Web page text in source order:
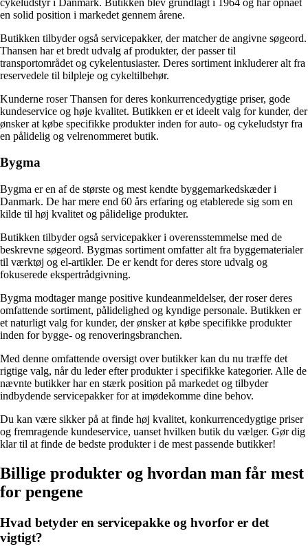
en solid position i markedet gennem årene.
Butikken tilbyder også servicepakker, der matcher de angivne søgeord.
Thansen har et bredt udvalg af produkter, der passer til
transportområdet og cykelentusiaster. Deres sortiment inkluderer alt fra
reservedele til bilpleje og cykeltilbehør.
Kunderne roser Thansen for deres konkurrencedygtige priser, gode
kundeservice og høje kvalitet. Butikken er et ideelt valg for kunder, der
ønsker at købe specifikke produkter inden for auto- og cykeludstyr fra
en pålidelig og velrenommeret butik.
Bygma
Bygma er en af de største og mest kendte byggemarkedskæder i
Danmark. De har mere end 60 års erfaring og etablerede sig som en
kilde til høj kvalitet og pålidelige produkter.
Butikken tilbyder også servicepakker i overensstemmelse med de
beskrevne søgeord. Bygmas sortiment omfatter alt fra byggematerialer
til værktøj og el-artikler. De er kendt for deres store udvalg og
fokuserede ekspertrådgivning.
Bygma modtager mange positive kundeanmeldelser, der roser deres
omfattende sortiment, pålidelighed og kyndige personale. Butikken er
et naturligt valg for kunder, der ønsker at købe specifikke produkter
inden for bygge- og renoveringsbranchen.
Med denne omfattende oversigt over butikker kan du nu træffe det
rigtige valg, når du leder efter produkter i specifikke kategorier. Alle de
nævnte butikker har en stærk position på markedet og tilbyder
indbydende servicepakker for at imødekomme dine behov.
Du kan være sikker på at finde høj kvalitet, konkurrencedygtige priser
og fremragende kundeservice, uanset hvilken butik du vælger. Gør dig
klar til at finde de bedste produkter i de mest passende butikker!
Billige produkter og hvordan man får mest
for pengene
Hvad betyder en servicepakke og hvorfor er det
vigtigt?